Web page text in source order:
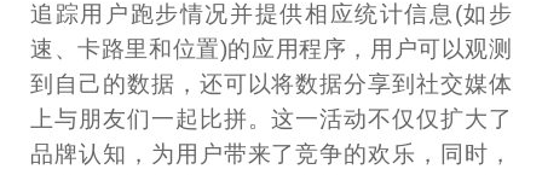
追踪用户跑步情况并提供相应统计信息(如步
速、卡路里和位置)的应用程序，用户可以观测
到自己的数据，还可以将数据分享到社交媒体
上与朋友们一起比拼。这一活动不仅仅扩大了
品牌认知，为用户带来了竞争的欢乐，同时，